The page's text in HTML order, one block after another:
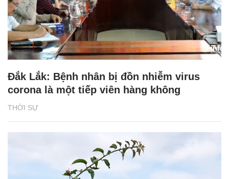
THỜI SỰ
Đắk Lắk: Bệnh nhân bị đồn nhiễm virus
corona là một tiếp viên hàng không